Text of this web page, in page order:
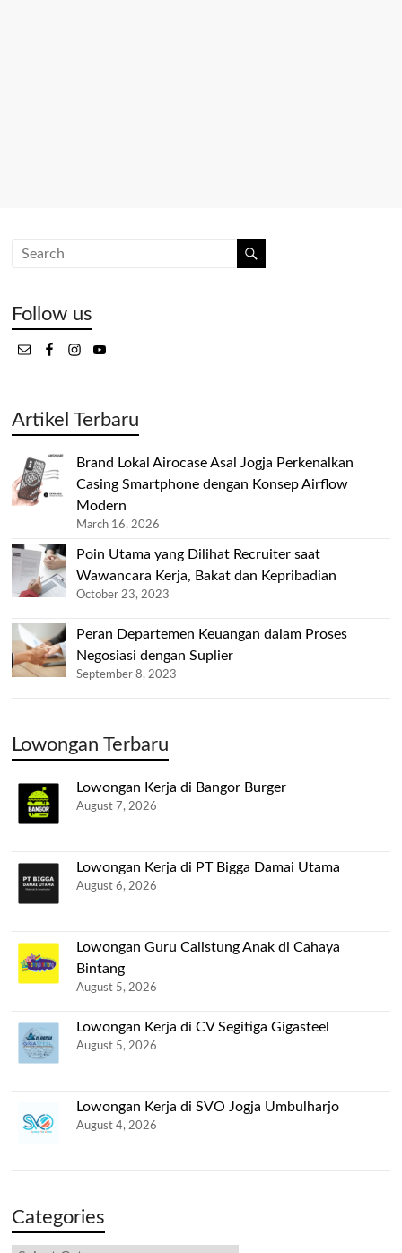
Follow us
Artikel Terbaru
Brand Lokal Airocase Asal Jogja Perkenalkan
Casing Smartphone dengan Konsep Airflow
Modern
March 16, 2026
Poin Utama yang Dilihat Recruiter saat
Wawancara Kerja, Bakat dan Kepribadian
October 23, 2023
Peran Departemen Keuangan dalam Proses
Negosiasi dengan Suplier
September 8, 2023
Lowongan Terbaru
Lowongan Kerja di Bangor Burger
August 7, 2026
Lowongan Kerja di PT Bigga Damai Utama
August 6, 2026
Lowongan Guru Calistung Anak di Cahaya
Bintang
August 5, 2026
Lowongan Kerja di CV Segitiga Gigasteel
August 5, 2026
Lowongan Kerja di SVO Jogja Umbulharjo
August 4, 2026
Categories